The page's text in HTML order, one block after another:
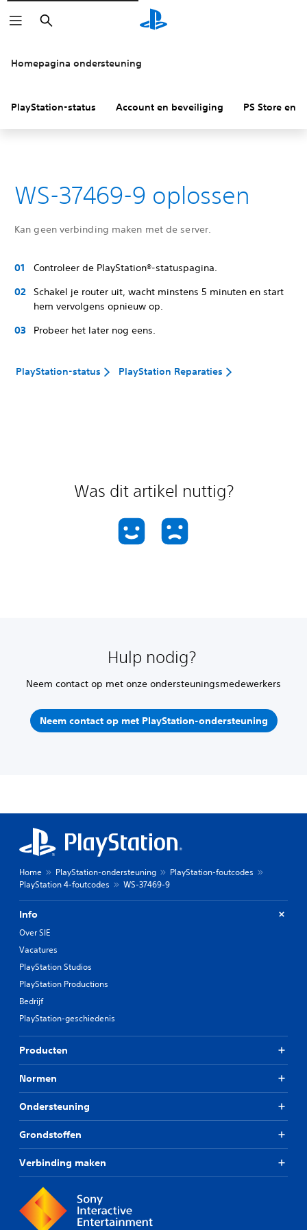
Zoeken
Homepagina ondersteuning
PlayStation-status Account en beveiliging PS Store en
WS-37469-9 oplossen
Kan geen verbinding maken met de server.
Controleer de PlayStation®-statuspagina.
Schakel je router uit, wacht minstens 5 minuten en start
hem vervolgens opnieuw op.
Probeer het later nog eens.
PlayStation-status PlayStation Reparaties
Was dit artikel nuttig?
Hulp nodig?
Neem contact op met onze ondersteuningsmedewerkers
Neem contact op met PlayStation-ondersteuning
Home PlayStation-ondersteuning
PlayStation-foutcodes
PlayStation 4-foutcodes
WS-37469-9
Info
Over SIE
Vacatures
PlayStation Studios
PlayStation Productions
Bedrijf
PlayStation-geschiedenis
Producten
Normen
Ondersteuning
Grondstoffen
Verbinding maken